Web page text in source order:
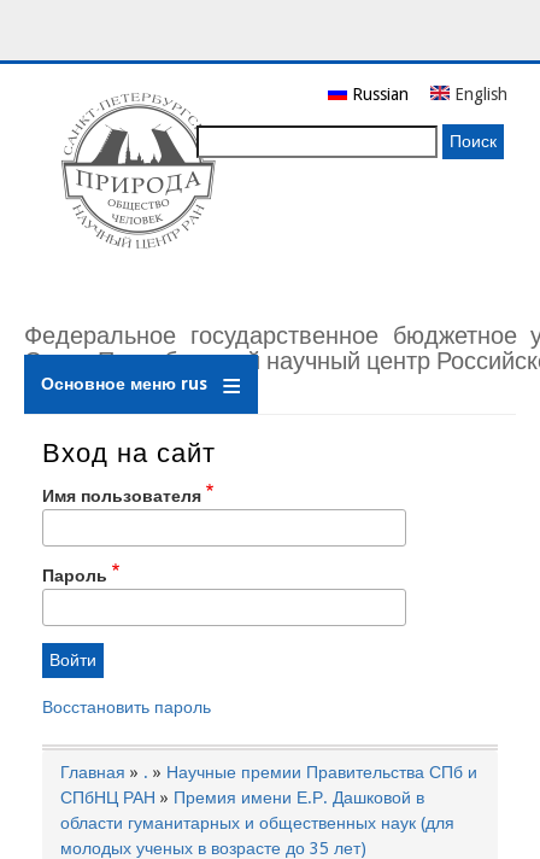
основному
содержанию
Федеральное государственное бюджетное
Санкт-Петербургский научный центр
Russian English
Основное меню rus
Вход на сайт
Имя пользователя
Пароль
Восстановить пароль
Строка
навигации
Главная .
Научные премии Правительства СПб и
СПбНЦ РАН
Премия имени Е.Р. Дашковой в
области гуманитарных и общественных наук (для
молодых ученых в возрасте до 35 лет)